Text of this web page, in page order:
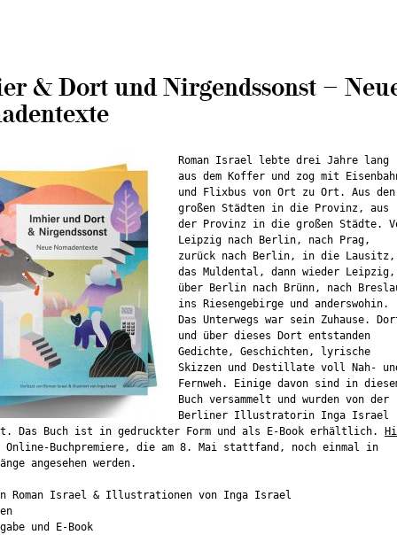
& Dort und Nirgendssonst –
Roman Israel lebte drei Jahre lang
aus dem Koffer und zog mit
und Flixbus von Ort zu Ort. Aus den
großen Städten in die Provinz, aus
der Provinz in die großen Städte.
Leipzig nach Berlin, nach Prag,
zurück nach Berlin, in die Lausitz,
das Muldental, dann wieder Leipzig,
über Berlin nach Brünn, nach
ins Riesengebirge und anderswohin.
Das Unterwegs war sein Zuhause.
und über dieses Dort entstanden
Gedichte, Geschichten, lyrische
Skizzen und Destillate voll Nah-
Fernweh. Einige davon sind in
Buch versammelt und wurden von der
Berliner Illustratorin Inga Israel
Das Buch ist in gedruckter Form und als E-Book erhältlich.
Online-Buchpremiere, die am 8. Mai stattfand, noch einmal in
angesehen werden.
Roman Israel & Illustrationen von Inga Israel
und E-Book